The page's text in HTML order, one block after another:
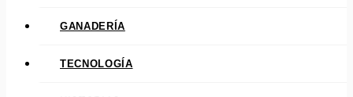
GANADERÍA
TECNOLOGÍA